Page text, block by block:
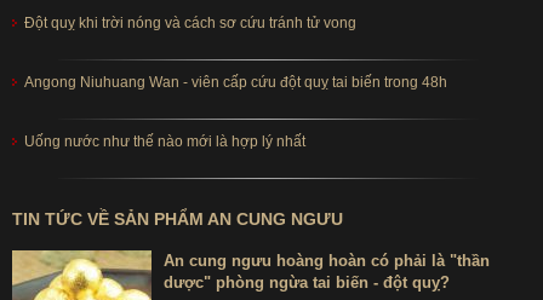
Tại Hàn Quốc, Kwang Dong là công ty dược phẩm uy tín hàng
đầu, các sản phẩm của Kwangdong luôn có logo hình rùa cách
điệu, đây chính là logo nhận diện chính hãng. An cung ngưu
của hãng nhận được chứng nhận và cấp phép bởi Bộ Y tế Hoa
Các sản phẩm của Kwangdong hiện đang được xuất sang rất
Lào, Pakistan, Mông Cổ, Nigeria, Sudan, Yemen, Singapore,
Yordan, Myanmar, Afghanistan.
Đột quỵ khi trời nóng và cách sơ cứu tránh tử vong
Angong Niuhuang Wan - viên cấp cứu đột quỵ tai biến trong 48h
Uống nước như thế nào mới là hợp lý nhất
TIN TỨC VỀ SẢN PHẨM AN CUNG NGƯU
An cung ngưu hoàng hoàn có phải là "thần
dược" phòng ngừa tai biến - đột quỵ?